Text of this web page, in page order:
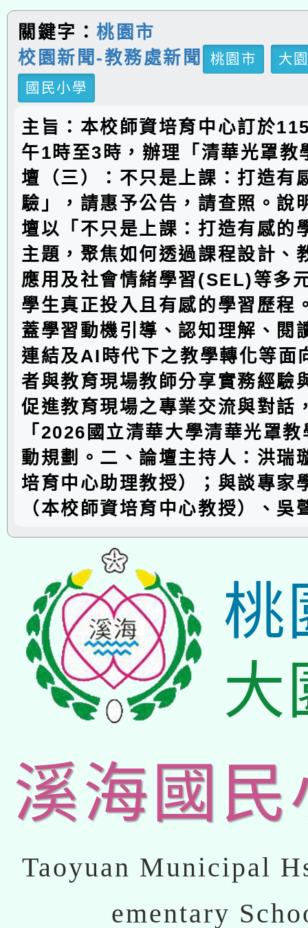
關鍵字：桃園市
校園新聞-教務處新聞
桃園市
大
國民小學
主旨：本校師資培育中心訂於
午1時至3時，辦理「清華光罩教
壇（三）：不只是上課：打造有
驗」，請惠予公告，請查照。說
壇以「不只是上課：打造有感的
主題，聚焦如何透過課程設計、
應用及社會情緒學習(SEL)等多
學生真正投入且有感的學習歷程
蓋學習動機引導、認知理解、閱
連結及AI時代下之教學轉化等面
者與教育現場教師分享實務經驗
促進教育現場之專業交流與對話
「2026國立清華大學清華光罩
動規劃。二、論壇主持人：洪瑞
培育中心助理教授）；與談專家
（本校師資培育中心教授）、吳
桃
大
溪海國民
Taoyuan Municipal
ementary